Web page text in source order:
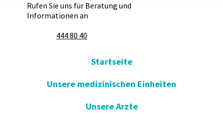
Rufen Sie uns für Beratung und
Informationen an
444 80 40
Startseite
Unsere medizinischen Einheiten
Unsere Arzte